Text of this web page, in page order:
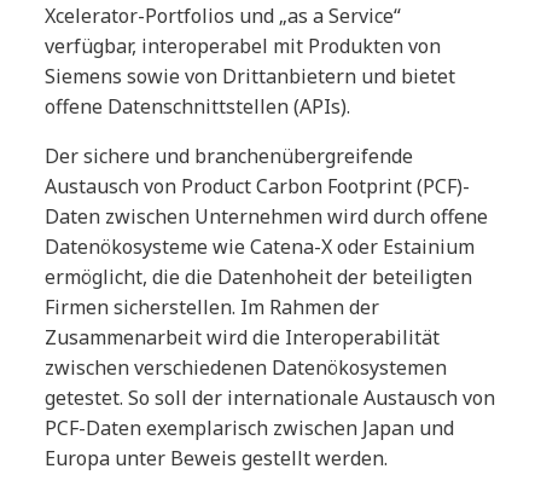
Xcelerator-Portfolios und „as a Service“
verfügbar, interoperabel mit Produkten von
Siemens sowie von Drittanbietern und bietet
offene Datenschnittstellen (APIs).
Der sichere und branchenübergreifende
Austausch von Product Carbon Footprint (PCF)-
Daten zwischen Unternehmen wird durch offene
Datenökosysteme wie Catena-X oder Estainium
ermöglicht, die die Datenhoheit der beteiligten
Firmen sicherstellen. Im Rahmen der
Zusammenarbeit wird die Interoperabilität
zwischen verschiedenen Datenökosystemen
getestet. So soll der internationale Austausch von
PCF-Daten exemplarisch zwischen Japan und
Europa unter Beweis gestellt werden.